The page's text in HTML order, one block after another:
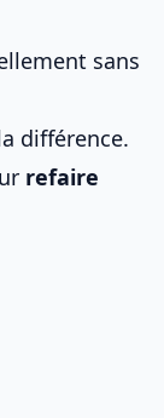
sans
différence.
refaire